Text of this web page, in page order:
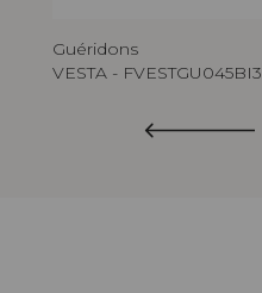
Guéridons
VESTA - FVESTGU045BI3